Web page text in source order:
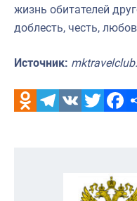
жизнь обитателей
доблесть, честь,
Источник: